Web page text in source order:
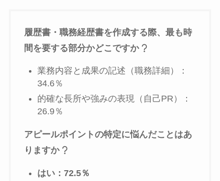
履歴書・職務経歴書を作成する際、最も時
間を要する部分かどこですか
業務内容と成果の記述（職務詳細）：
34.6％
的確な長所や強みの表現（自己PR）：
26.9％
アピールポイントの特定に悩んだことはあ
りますか
はい：72.5％